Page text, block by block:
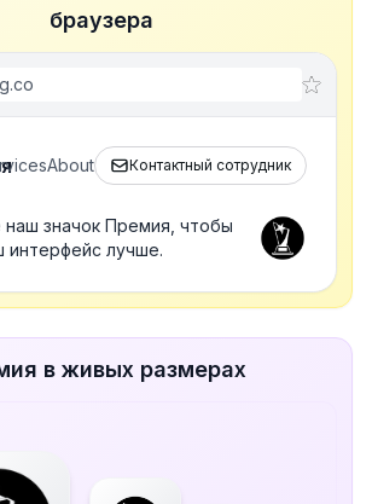
браузера
About Контактный сотрудник
значок Премия, чтобы
интерфейс лучше.
в живых размерах